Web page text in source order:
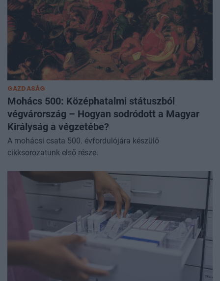
GAZDASÁG
Mohács 500: Középhatalmi státuszból
végvárország – Hogyan sodródott a Magyar
Királyság a végzetébe?
A mohácsi csata 500. évfordulójára készülő
cikksorozatunk első része.